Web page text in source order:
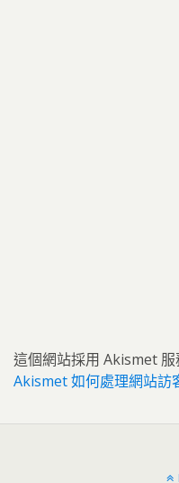
這個網站採用 Akismet 服
Akismet 如何處理網站訪